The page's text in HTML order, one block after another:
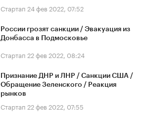
Стартап 24 фев 2022, 07:52
России грозят санкции / Эвакуация из
Донбасса в Подмосковье
Стартап 22 фев 2022, 08:24
Признание ДНР и ЛНР / Санкции США /
Обращение Зеленского / Реакция
рынков
Стартап 22 фев 2022, 07:55